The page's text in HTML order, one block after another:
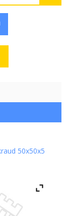
50x50x5